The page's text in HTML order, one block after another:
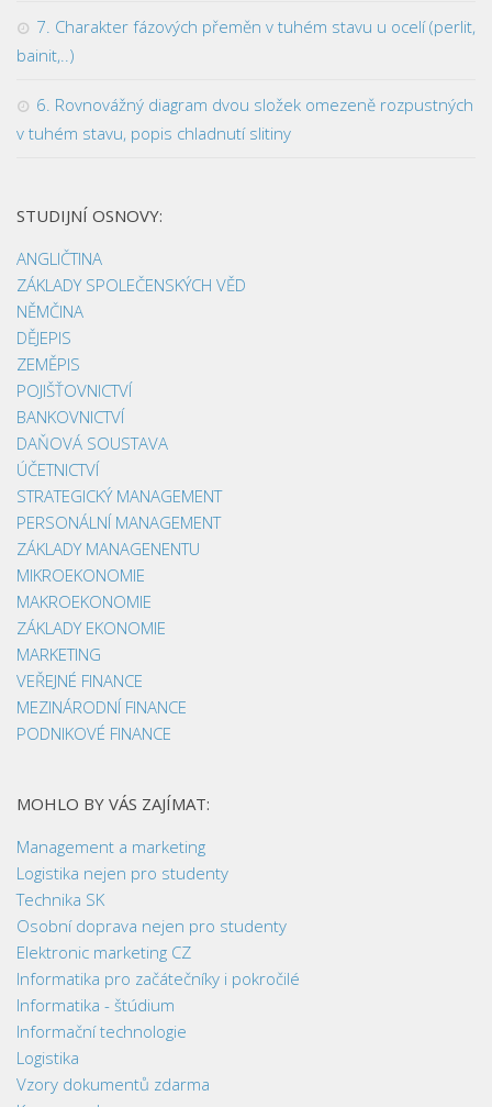
7. Charakter fázových přeměn v tuhém stavu u ocelí (perlit,
bainit,..)
6. Rovnovážný diagram dvou složek omezeně rozpustných
v tuhém stavu, popis chladnutí slitiny
STUDIJNÍ OSNOVY:
ANGLIČTINA
ZÁKLADY SPOLEČENSKÝCH VĚD
NĚMČINA
DĚJEPIS
ZEMĚPIS
POJIŠŤOVNICTVÍ
BANKOVNICTVÍ
DAŇOVÁ SOUSTAVA
ÚČETNICTVÍ
STRATEGICKÝ MANAGEMENT
PERSONÁLNÍ MANAGEMENT
ZÁKLADY MANAGENENTU
MIKROEKONOMIE
MAKROEKONOMIE
ZÁKLADY EKONOMIE
MARKETING
VEŘEJNÉ FINANCE
MEZINÁRODNÍ FINANCE
PODNIKOVÉ FINANCE
MOHLO BY VÁS ZAJÍMAT:
Management a marketing
Logistika nejen pro studenty
Technika SK
Osobní doprava nejen pro studenty
Elektronic marketing CZ
Informatika pro začátečníky i pokročilé
Informatika - štúdium
Informační technologie
Logistika
Vzory dokumentů zdarma